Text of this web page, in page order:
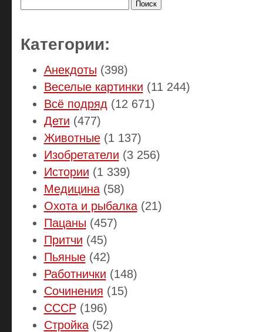
Категории:
Анекдоты (398)
Веселые картинки (11 244)
Всё подряд (12 671)
Дети (477)
Животные(1 137)
Изобретатели (3 256)
Истории (1 339)
Медицина(58)
Охота и рыбалка(21)
Пацаны (457)
Притчи (45)
Пьяные(42)
Работнички (148)
Сочинения (15)
СССР(196)
Стройка(52)